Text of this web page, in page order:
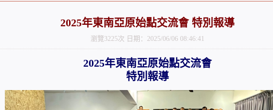
2025年東南亞原始點交流會 特別報導
瀏覽3225次 日期：2025/06/06 08:46:41
2025年東南亞原始點交流會
特別報導